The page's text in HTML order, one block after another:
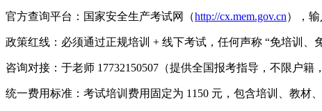
官方查询平台：国家安全生产考试网（http://cx.mem.gov.cn），
政策红线：必须通过正规培训 + 线下考试，任何声称 “免培训、
咨询对接：于老师 17732150507（提供全国报考指导，不限户
统一费用标准：考试培训费用固定为 1150 元，包含培训、教材